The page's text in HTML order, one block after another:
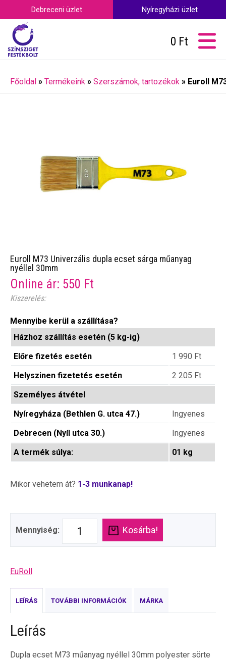
Debreceni üzlet Nyíregyházi üzlet
0 Ft
Főoldal » Termékeink » Szerszámok, tartozékok » Euroll
Euroll M73 Univerzális dupla ecset sárga műanyag
nyéllel 30mm
Online ár: 550 Ft
Kiszerelés:
Mennyibe kerül a szállítása?
Házhoz szállítás esetén (5 kg-ig)
Előre fizetés esetén
1 990 Ft
Helyszinen fizetetés esetén
2 205 Ft
Személyes átvétel
Nyíregyháza (Bethlen G. utca 47.)
Ingyenes
Debrecen (Nyíl utca 30.)
Ingyenes
A termék súlya:
01 kg
Mikor vehetem át? 1-3 munkanap!
Mennyiség: Kosárba!
EuRoll
LEÍRÁS TOVÁBBI INFORMÁCIÓK MÁRKA
Leírás
Dupla ecset M73 műanyag nyéllel 30mm polyester sörte